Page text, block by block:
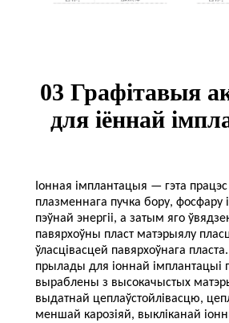
03 Графітавыя
для іённай
Іонная імплантацыя — гэта
плазменнага пучка бору, фосфару
пэўнай энергіі, а затым яго
павярхоўны пласт матэрыялу
ўласцівасцей павярхоўнага
прылады для іоннай імплантацыі
выраблены з высокачыстых
выдатнай цеплаўстойлівасцю,
меншай карозіяй, выкліканай